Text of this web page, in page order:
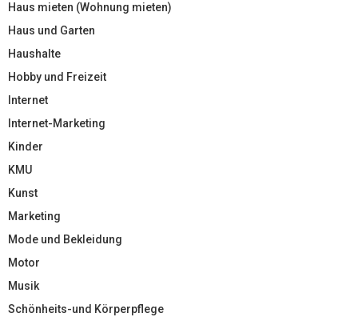
Haus mieten (Wohnung mieten)
Haus und Garten
Haushalte
Hobby und Freizeit
Internet
Internet-Marketing
Kinder
KMU
Kunst
Marketing
Mode und Bekleidung
Motor
Musik
Schönheits-und Körperpflege